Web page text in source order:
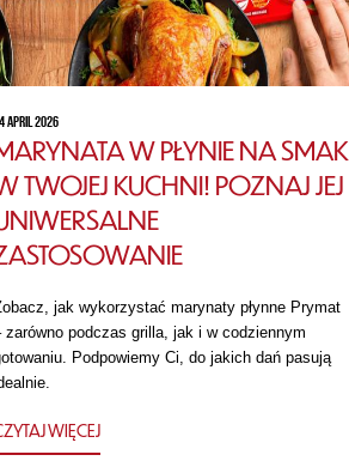
APRIL 2026
W PŁYNIE NA SMAK
TWOJEJ KUCHNI! POZNAJ JEJ
jak wykorzystać marynaty płynne Prymat
zarówno podczas grilla, jak i w codziennym
Podpowiemy Ci, do jakich dań pasują
WIĘCEJ